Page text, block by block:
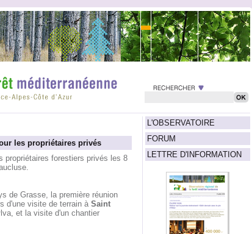
L'OBSERVATOIRE
FORUM
LETTRE D'INFORMATION
les propriétaires privés
propriétaires forestiers privés les 8
de Grasse, la première réunion
d'une visite de terrain àSaint
et la visite d'un chantier